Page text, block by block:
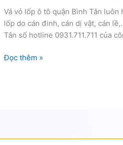
Vá vỏ lốp ô tô quận Bình Tân
lốp do cán đinh, cán dị vật, cán
Tân số hotline 0931.711.711 của
Vá
Bình
Đọc thêm »